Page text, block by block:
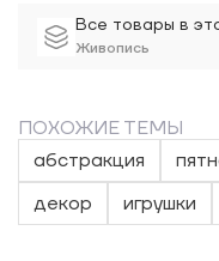
Все товары в
Живопись
ПОХОЖИЕ ТЕМЫ
абстракция
декор
игрушки